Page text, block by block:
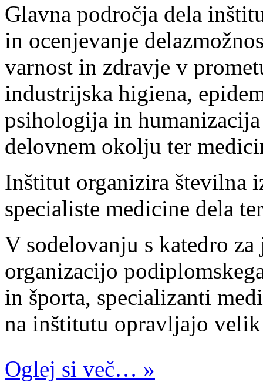
Glavna področja dela
in ocenjevanje
varnost in zdravje v
industrijska higiena,
psihologija in
delovnem okolju ter
Inštitut organizira številna
specialiste medicine dela
V sodelovanju s katedro
organizacijo
in športa, specializanti
na inštitutu opravljajo
Oglej si več… »